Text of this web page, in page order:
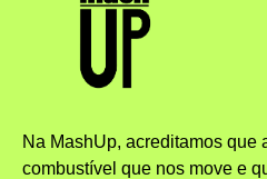
Na MashUp, acreditamos que
combustível que nos move e